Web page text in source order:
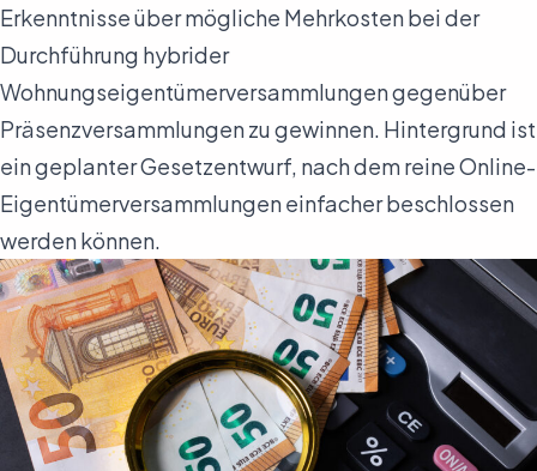
Erkenntnisse über mögliche Mehrkosten bei der
Durchführung hybrider
Wohnungseigentümerversammlungen gegenüber
Präsenzversammlungen zu gewinnen. Hintergrund ist
ein geplanter Gesetzentwurf, nach dem reine Online-
Eigentümerversammlungen einfacher beschlossen
werden können.